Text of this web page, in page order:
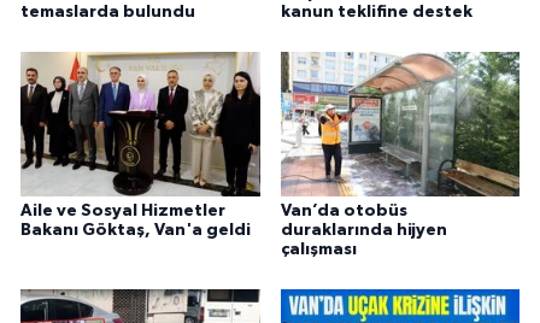
temaslarda bulundu
kanun teklifine destek
Aile ve Sosyal Hizmetler
Bakanı Göktaş, Van'a geldi
Van’da otobüs
duraklarında hijyen
çalışması